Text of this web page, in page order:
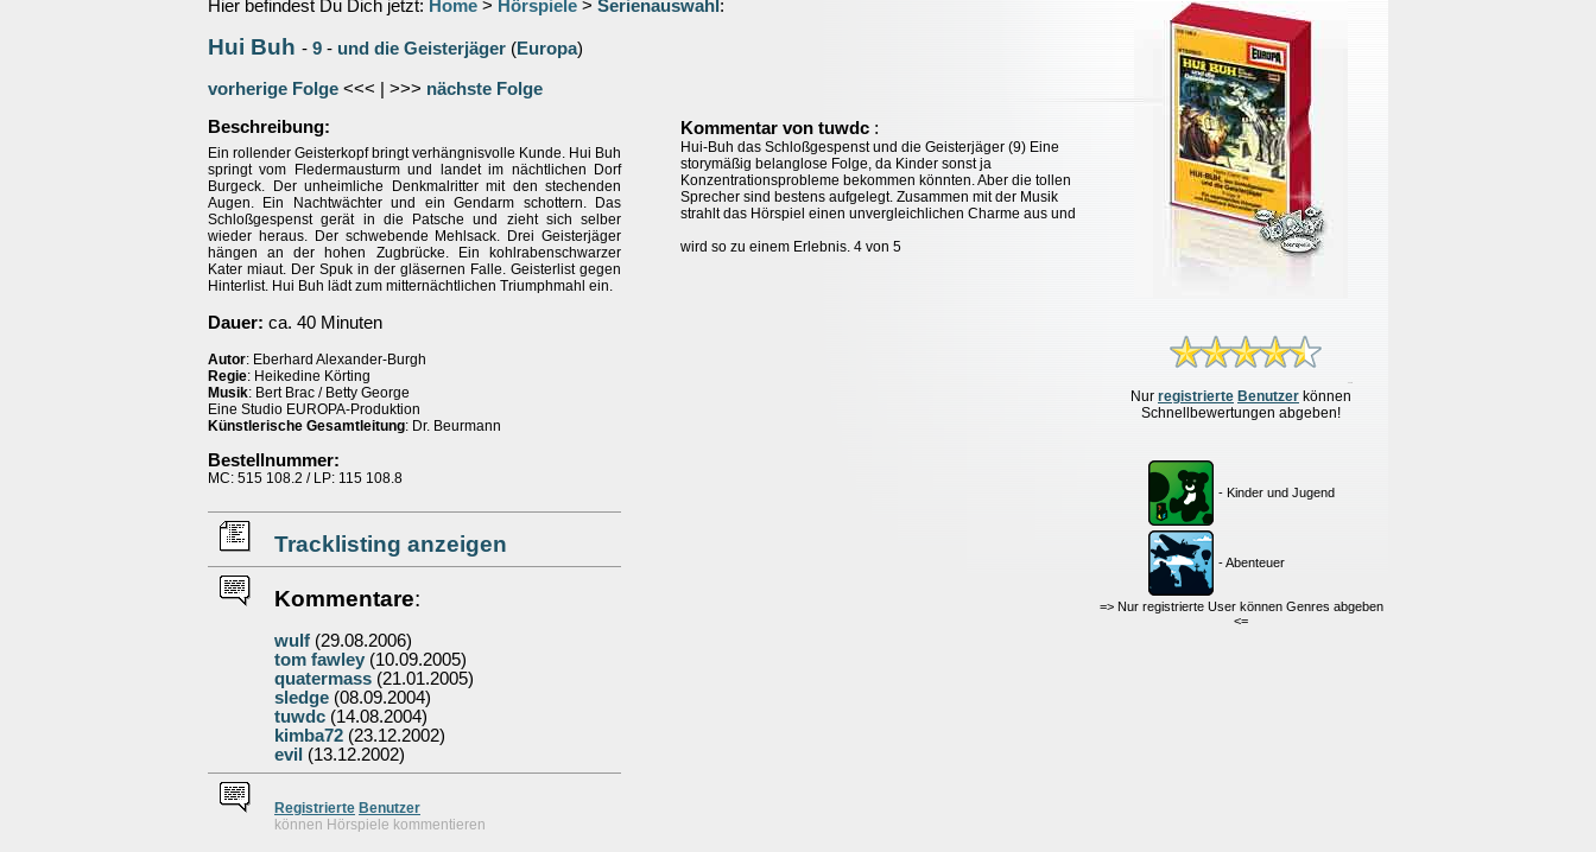
Hier befindest Du Dich jetzt: Home > Hörspiele > Serienauswahl :
Hui Buh - 9 - und die Geisterjäger (Europa)
vorherige Folge <<< | >>> nächste Folge
Nur registrierte Benutzer können
Schnellbewertungen abgeben!
- Kinder und Jugend
- Abenteuer
=> Nur registrierte User können Genres abgeben
<=
Beschreibung:
Ein rollender Geisterkopf bringt verhängnisvolle Kunde. Hui Buh
springt vom Fledermausturm und landet im nächtlichen Dorf
Burgeck. Der unheimliche Denkmalritter mit den stechenden
Augen. Ein Nachtwächter und ein Gendarm schottern. Das
Schloßgespenst gerät in die Patsche und zieht sich selber
wieder heraus. Der schwebende Mehlsack. Drei Geisterjäger
hängen an der hohen Zugbrücke. Ein kohlrabenschwarzer
Kater miaut. Der Spuk in der gläsernen Falle. Geisterlist gegen
Hinterlist. Hui Buh lädt zum mitternächtlichen Triumphmahl ein.
Dauer: ca. 40 Minuten
Autor: Eberhard Alexander-Burgh
Regie: Heikedine Körting
Musik: Bert Brac / Betty George
Eine Studio EUROPA-Produktion
Künstlerische Gesamtleitung: Dr. Beurmann
Bestellnummer:
MC: 515 108.2 / LP: 115 108.8
Tracklisting anzeigen
Kommentare:
wulf (29.08.2006)
tom fawley (10.09.2005)
quatermass (21.01.2005)
sledge (08.09.2004)
tuwdc (14.08.2004)
kimba72 (23.12.2002)
evil (13.12.2002)
Registrierte Benutzer
können Hörspiele kommentieren
Kommentar von tuwdc :
Hui-Buh das Schloßgespenst und die Geisterjäger (9) Eine
storymäßig belanglose Folge, da Kinder sonst ja
Konzentrationsprobleme bekommen könnten. Aber die tollen
Sprecher sind bestens aufgelegt. Zusammen mit der Musik
strahlt das Hörspiel einen unvergleichlichen Charme aus und
wird so zu einem Erlebnis. 4 von 5